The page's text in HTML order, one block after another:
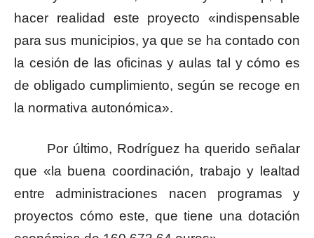
hacer realidad este proyecto «indispensable
para sus municipios, ya que se ha contado con
la cesión de las oficinas y aulas tal y cómo es
de obligado cumplimiento, según se recoge en
la normativa autonómica».
Por último, Rodríguez ha querido señalar
que «la buena coordinación, trabajo y lealtad
entre administraciones nacen programas y
proyectos cómo este, que tiene una dotación